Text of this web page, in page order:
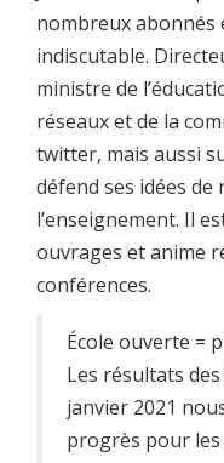
nombreux abonnés
indiscutable.
ministre de
réseaux et de la
twitter, mais aussi
défend ses idées
l’enseignement. Il
ouvrages et anime
conférences.
École ouverte =
Les résultats
janvier 2021
progrès pour